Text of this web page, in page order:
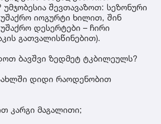
შევთავაზოთ: სეზონური
იოგურტი ხილით, შინ
დესერტები – ჩირი
გათვალისწინებით).
ბავშვი ზედმეტ ტკბილეულს?
დიდი რაოდენობით
კარგი მაგალითი;